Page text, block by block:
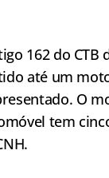
162 do CTB
até um
O
tem